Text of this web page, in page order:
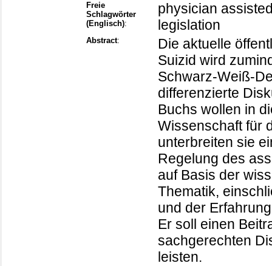
Freie
Schlagwörter
(Englisch):
physician
legislation
Abstract:
Die aktuelle
Suizid wird
Schwarz-Weiß-
differenzierte
Buchs wollen in
Wissenschaft für
unterbreiten sie
Regelung des
auf Basis der
Thematik,
und der
Er soll einen
sachgerechten
leisten.